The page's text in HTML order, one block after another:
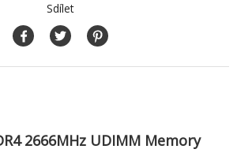
Sdílet
2666MHz UDIMM Memory